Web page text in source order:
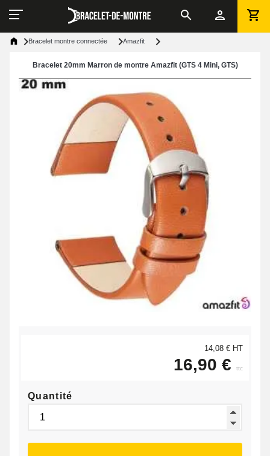
Bracelet montre connectée Amazfit
Bracelet 20mm Marron de montre Amazfit (GTS 4 Mini, GTS)
14,08 € HT
16,90 € ttc
Quantité